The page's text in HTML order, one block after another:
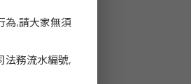
為,請大家無須
法務流水編號,